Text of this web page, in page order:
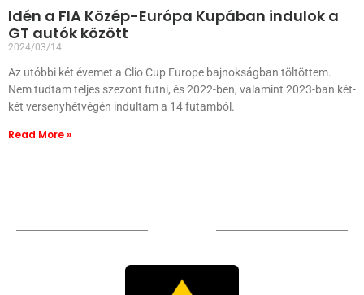
Idén a FIA Közép-Európa Kupában indulok a
GT autók között
2024/03/14
Az utóbbi két évemet a Clio Cup Europe bajnokságban töltöttem.
Nem tudtam teljes szezont futni, és 2022-ben, valamint 2023-ban két-
két versenyhétvégén indultam a 14 futamból.
Read More »